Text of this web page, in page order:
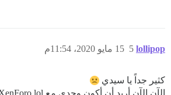
lollipop 15 مايو 2020، 11:54م 5
كثير جداً يا سيدي
الآن الآن أريد أن أكون وحدي مع XenForo lol